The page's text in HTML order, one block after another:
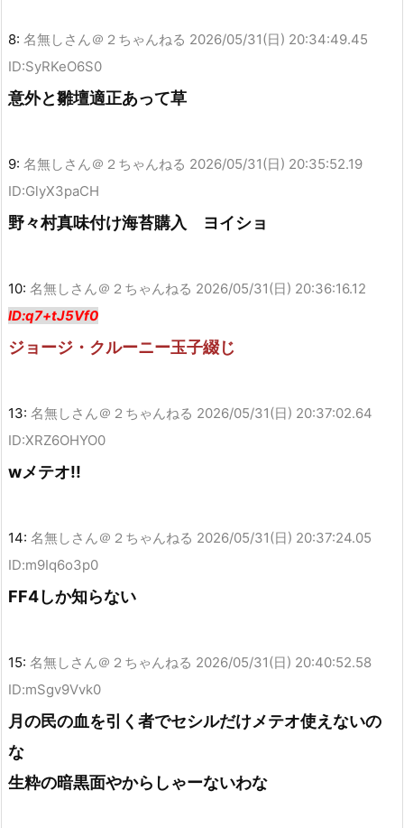
8: 名無しさん＠２ちゃんねる 2026/05/31(日) 20:34:49.45
ID:SyRKeO6S0
意外と雛壇適正あって草
9: 名無しさん＠２ちゃんねる 2026/05/31(日) 20:35:52.19
ID:GlyX3paCH
野々村真味付け海苔購入 ヨイショ
10: 名無しさん＠２ちゃんねる 2026/05/31(日) 20:36:16.12
ID:q7+tJ5Vf0
ジョージ・クルーニー玉子綴じ
13: 名無しさん＠２ちゃんねる 2026/05/31(日) 20:37:02.64
ID:XRZ6OHYO0
wメテオ!!
14: 名無しさん＠２ちゃんねる 2026/05/31(日) 20:37:24.05
ID:m9Iq6o3p0
FF4しか知らない
15: 名無しさん＠２ちゃんねる 2026/05/31(日) 20:40:52.58
ID:mSgv9Vvk0
月の民の血を引く者でセシルだけメテオ使えないの
な
生粋の暗黒面やからしゃーないわな